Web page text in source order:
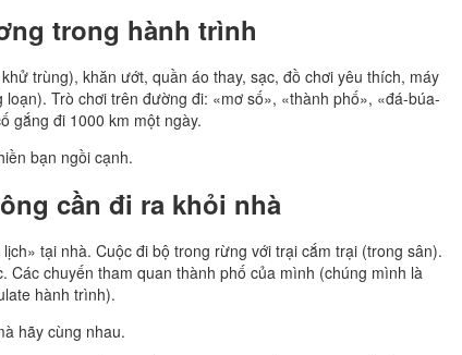
trong hành trình
trùng), khăn ướt, quần áo thay, sạc, đồ chơi yêu thích, máy
Trò chơi trên đường đi: «mơ số», «thành phố», «đá-búa-
gắng đi 1000 km một ngày.
bạn ngồi cạnh.
cần đi ra khỏi nhà
tại nhà. Cuộc đi bộ trong rừng với trại cắm trại (trong sân).
Các chuyến tham quan thành phố của mình (chúng mình là
hành trình).
hãy cùng nhau.